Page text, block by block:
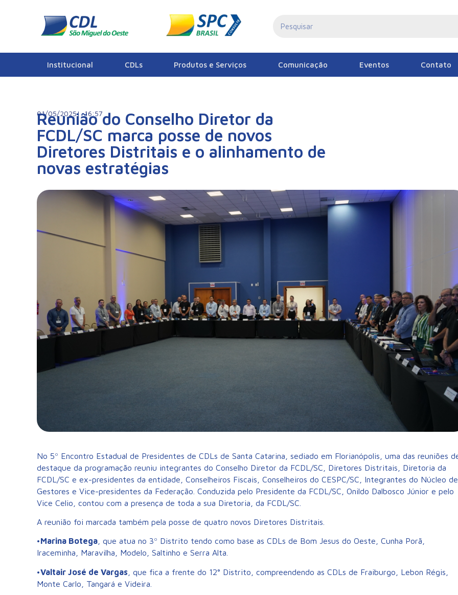
Institucional CDLs Produtos e Serviços Comunicação Eventos Contato
Notícias
01/05/2025| 16:57
Reunião do Conselho Diretor da
FCDL/SC marca posse de novos
Diretores Distritais e o alinhamento de
novas estratégias
No 5º Encontro Estadual de Presidentes de CDLs de Santa Catarina, sediado em Florianópolis, uma das reuniões
destaque da programação reuniu integrantes do Conselho Diretor da FCDL/SC, Diretores Distritais, Diretoria da
FCDL/SC e ex-presidentes da entidade, Conselheiros Fiscais, Conselheiros do CESPC/SC, Integrantes do Núcleo de
Gestores e Vice-presidentes da Federação. Conduzida pelo Presidente da FCDL/SC, Onildo Dalbosco Júnior e pelo
Vice Celio, contou com a presença de toda a sua Diretoria, da FCDL/SC.
A reunião foi marcada também pela posse de quatro novos Diretores Distritais.
•Marina Botega , que atua no 3º Distrito tendo como base as CDLs de Bom Jesus do Oeste, Cunha Porã,
Iraceminha, Maravilha, Modelo, Saltinho e Serra Alta.
•Valtair José de Vargas , que fica a frente do 12° Distrito, compreendendo as CDLs de Fraiburgo, Lebon Régis,
Monte Carlo, Tangará e Videira.